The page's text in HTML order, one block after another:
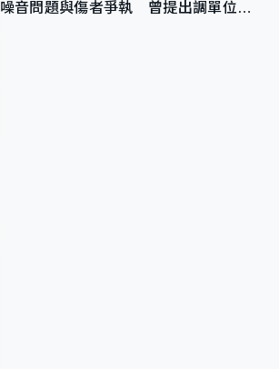
噪音問題與傷者爭執 曾提出調單位已